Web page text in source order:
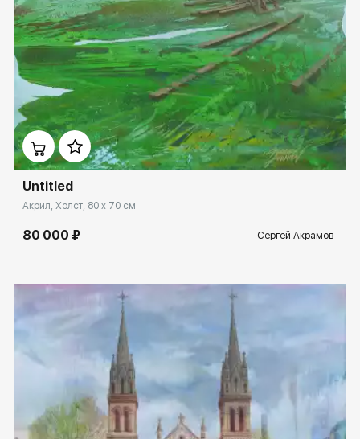
Домен: spb.rakovgallery.ru
Untitled
Акрил, Холст, 80 x 70 см
80 000 ₽ Сергей Акрамов